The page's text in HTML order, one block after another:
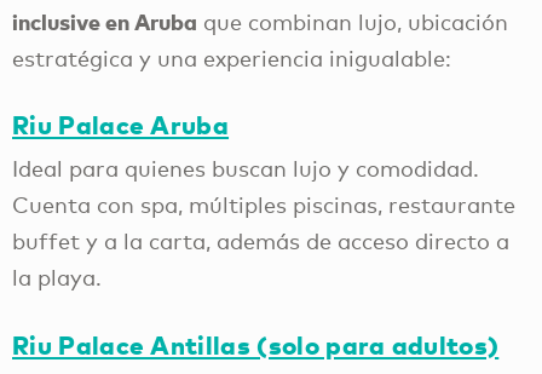
inclusive en Aruba que combinan lujo, ubicación
estratégica y una experiencia inigualable:
Riu Palace Aruba
Ideal para quienes buscan lujo y comodidad.
Cuenta con spa, múltiples piscinas, restaurante
buffet y a la carta, además de acceso directo a
la playa.
Riu Palace Antillas (solo para adultos)